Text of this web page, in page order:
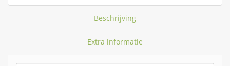
Beschrijving
Extra informatie